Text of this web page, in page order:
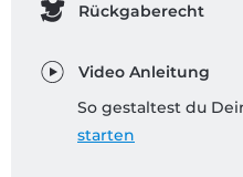
Rückgaberecht
Video Anleitung
So gestaltest du
starten